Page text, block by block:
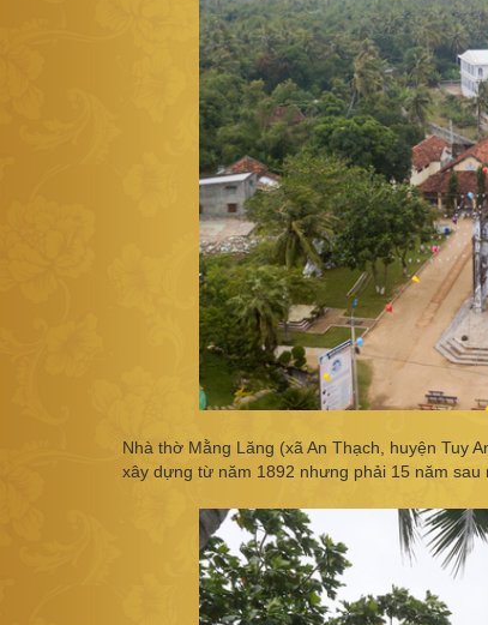
Nhà thờ Mằng Lăng (xã An Thạch, huyện Tuy
xây dựng từ năm 1892 nhưng phải 15 năm sau